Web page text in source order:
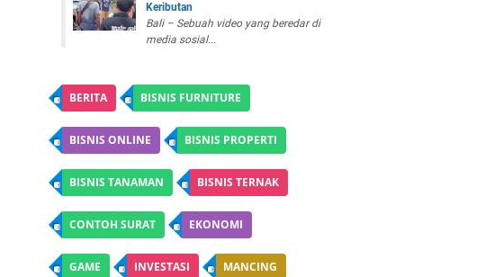
Keributan
Bali – Sebuah video yang beredar di
media sosial...
BERITA BISNIS FURNITURE
BISNIS ONLINE BISNIS PROPERTI
BISNIS TANAMAN BISNIS TERNAK
CONTOH SURAT EKONOMI
GAME INVESTASI MANCING